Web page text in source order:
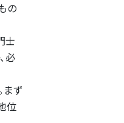
の
士
必
まず
位